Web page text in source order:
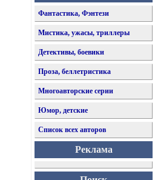
Фантастика, Фэнтези
Мистика, ужасы, триллеры
Детективы, боевики
Проза, беллетристика
Многоавторские серии
Юмор, детские
Список всех авторов
Реклама